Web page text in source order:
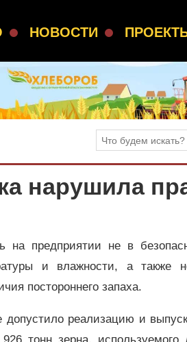
НОВОСТИ
нарушила
на предприятии не в
и влажности, а также
постороннего запаха.
допустило реализацию и
тонн зерна,